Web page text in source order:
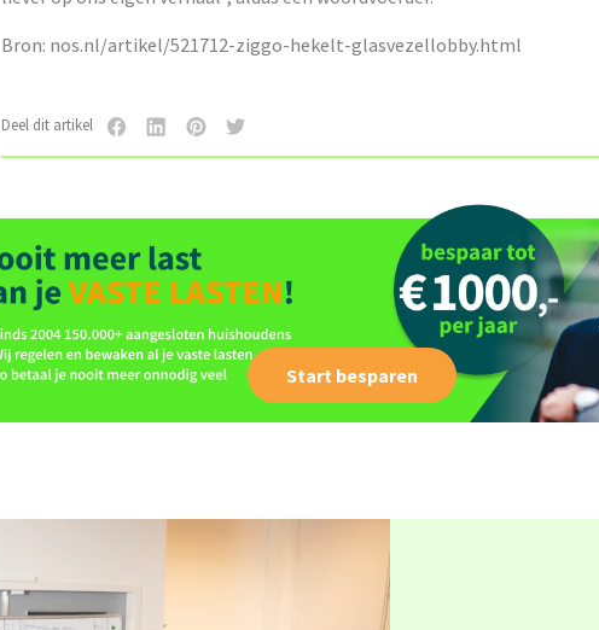
Bron: nos.nl/artikel/521712-ziggo-hekelt-glasvezellobby.html
Deel dit artikel
Start besparen